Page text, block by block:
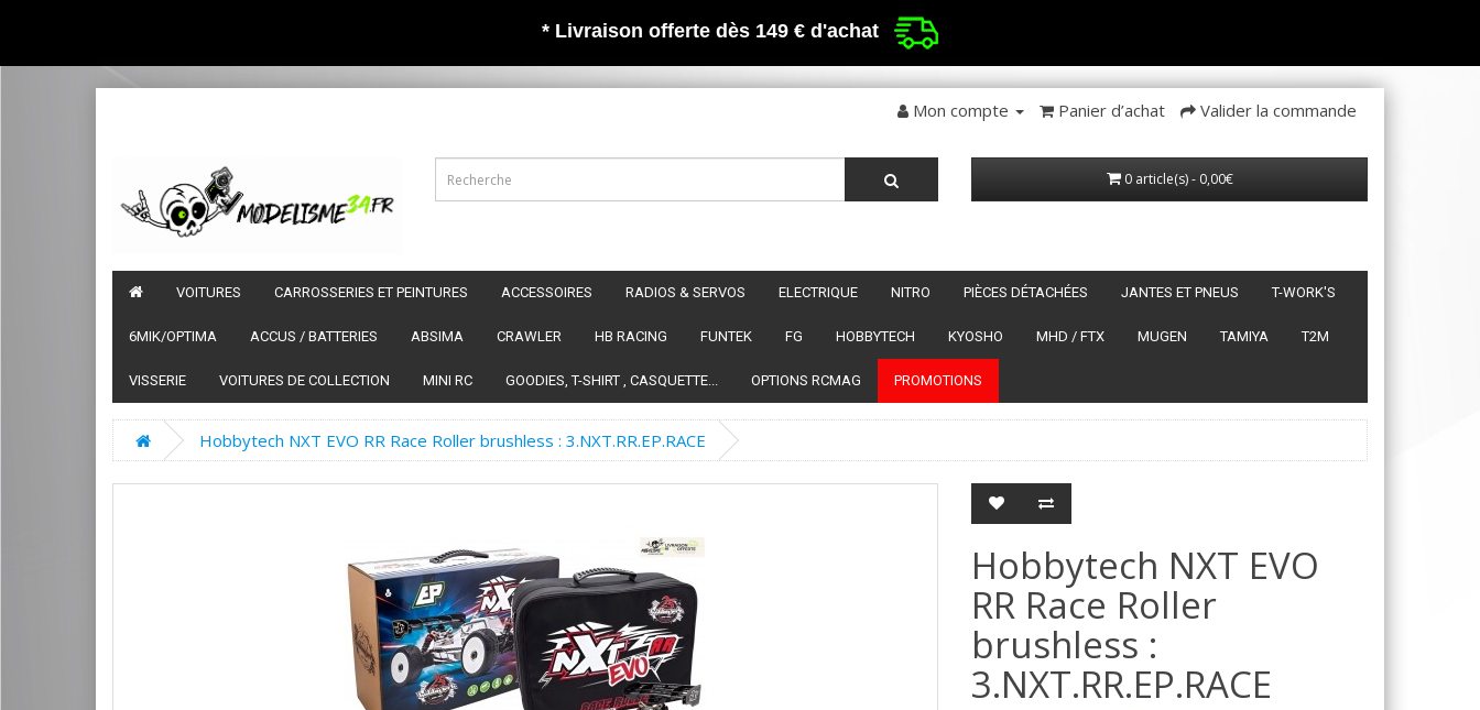
* Livraison offerte dès 149 € d'achat
Mon compte Panier d’achat Valider la commande
0 article(s) - 0,00€
VOITURES CARROSSERIES ET PEINTURES ACCESSOIRES RADIOS & SERVOS ELECTRIQUE NITRO PIÈCES DÉTACHÉES JANTES ET PNEUS T-WORK'S
6MIK/OPTIMA ACCUS / BATTERIES ABSIMA CRAWLER HB RACING FUNTEK FG HOBBYTECH KYOSHO MHD / FTX MUGEN TAMIYA T2M
VISSERIE VOITURES DE COLLECTION MINI RC GOODIES, T-SHIRT , CASQUETTE... OPTIONS RCMAG PROMOTIONS
Hobbytech NXT EVO RR Race Roller brushless : 3.NXT.RR.EP.RACE
Hobbytech NXT EVO
RR Race Roller
brushless :
3.NXT.RR.EP.RACE